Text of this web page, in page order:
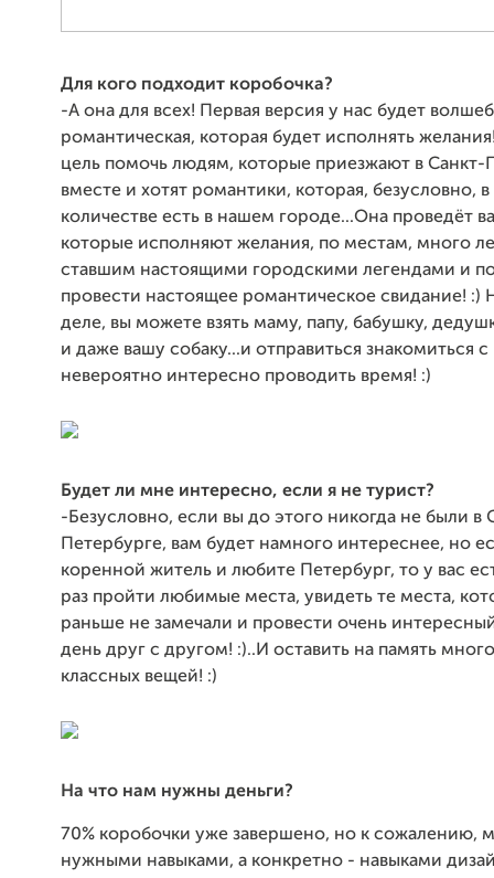
Для кого подходит коробочка?
-А она для всех! Первая версия у нас будет
романтическая, которая будет исполнять
цель помочь людям, которые приезжают в Санкт-
вместе и хотят романтики, которая, безусловно,
количестве есть в нашем городе...Она проведёт
которые исполняют желания, по местам, много
ставшим настоящими городскими легендами и
провести настоящее романтическое свидание! :)
деле, вы можете взять маму, папу, бабушку,
и даже вашу собаку...и отправиться знакомиться
невероятно интересно проводить время! :)
Будет ли мне интересно, если я не турист?
-Безусловно, если вы до этого никогда не были в
Петербурге, вам будет намного интереснее, но
коренной житель и любите Петербург, то у вас
раз пройти любимые места, увидеть те места,
раньше не замечали и провести очень
день друг с другом! :)..И оставить на память
классных вещей! :)
На что нам нужны деньги?
70% коробочки уже завершено, но к сожалению,
нужными навыками, а конкретно - навыками